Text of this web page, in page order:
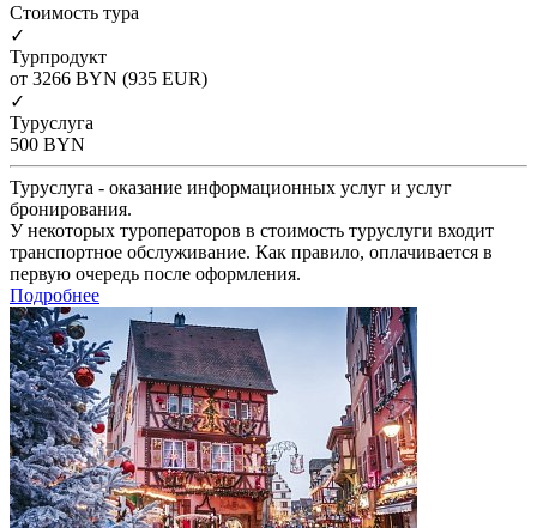
Cтоимость тура
✓
Турпродукт
от 3266 BYN (935 EUR)
✓
Туруслуга
500 BYN
Туруслуга - оказание информационных услуг и услуг
бронирования.
У некоторых туроператоров в стоимость туруслуги входит
транспортное обслуживание. Как правило, оплачивается в
первую очередь после оформления.
Подробнее